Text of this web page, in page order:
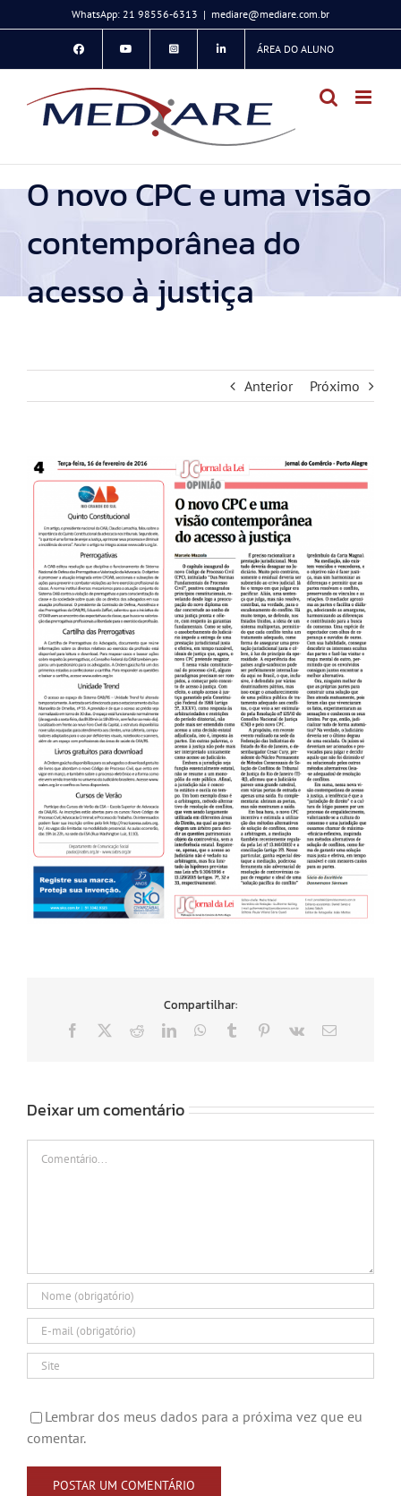
para
conteúdo
WhatsApp: 21 98556-6313 | mediare@mediare.com.br
ÁREA DO ALUNO
O novo CPC e uma visão
contemporânea do
acesso à justiça
Anterior Próximo
Compartilhar:
Facebook RedditLinkedInWhatsApp
Tumblr Pinterest
Vk
E-
Deixar um comentário
Lembrar dos meus dados para a próxima vez que eu
comentar.